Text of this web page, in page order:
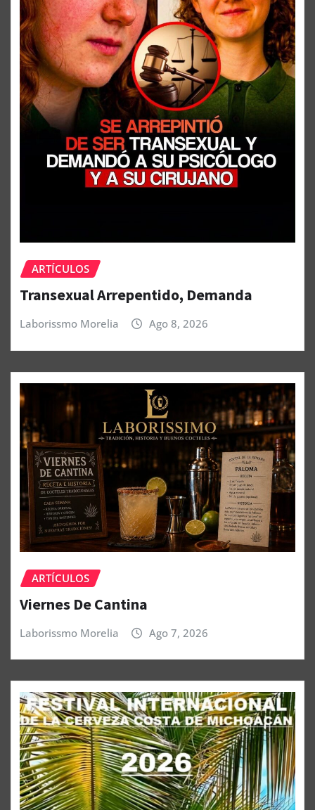
ARTÍCULOS
Transexual Arrepentido, Demanda
Laborissmo Morelia Ago 8, 2026
ARTÍCULOS
Viernes De Cantina
Laborissmo Morelia Ago 7, 2026